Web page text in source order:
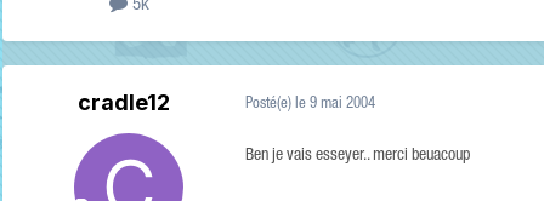
5k
cradle12 Posté(e) le 9 mai 2004
Ben je vais esseyer.. merci beuacoup